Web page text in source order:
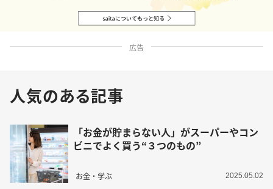
広告
人気のある記事
「お金が貯まらない人」がスーパーやコン
ビニでよく買う“３つのもの”
お金・学ぶ 2025.05.02